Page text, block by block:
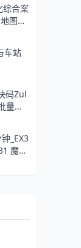
综合案
图可
车站
码Zul
量处
_EX3
魔兽
202